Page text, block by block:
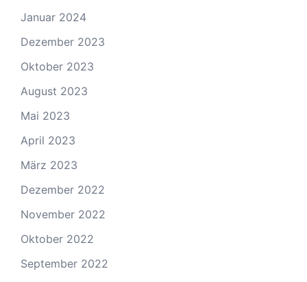
Januar 2024
Dezember 2023
Oktober 2023
August 2023
Mai 2023
April 2023
März 2023
Dezember 2022
November 2022
Oktober 2022
September 2022